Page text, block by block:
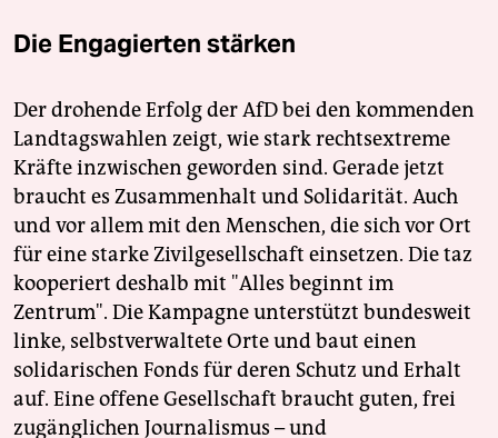
Die Engagierten stärken
Der drohende Erfolg der AfD bei den kommenden
Landtagswahlen zeigt, wie stark rechtsextreme
Kräfte inzwischen geworden sind. Gerade jetzt
braucht es Zusammenhalt und Solidarität. Auch
und vor allem mit den Menschen, die sich vor Ort
für eine starke Zivilgesellschaft einsetzen. Die taz
kooperiert deshalb mit "Alles beginnt im
Zentrum". Die Kampagne unterstützt bundesweit
linke, selbstverwaltete Orte und baut einen
solidarischen Fonds für deren Schutz und Erhalt
auf. Eine offene Gesellschaft braucht guten, frei
zugänglichen Journalismus – und